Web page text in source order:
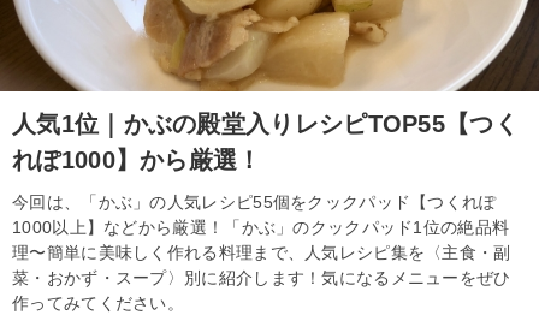
人気1位｜かぶの殿堂入りレシピTOP55【つく
れぽ1000】から厳選！
今回は、「かぶ」の人気レシピ55個をクックパッド【つくれぽ
1000以上】などから厳選！「かぶ」のクックパッド1位の絶品料
理〜簡単に美味しく作れる料理まで、人気レシピ集を〈主食・副
菜・おかず・スープ〉別に紹介します！気になるメニューをぜひ
作ってみてください。